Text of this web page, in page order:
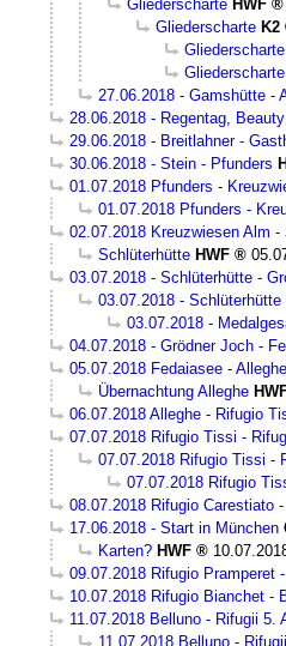
Gliederscharte HWF
Gliederscharte K2
Gliederscharte
Gliederscharte
27.06.2018 - Gamshütte -
28.06.2018 - Regentag,
29.06.2018 - Breitlahner -
30.06.2018 - Stein - Pfunders
01.07.2018 Pfunders -
01.07.2018 Pfunders -
02.07.2018 Kreuzwiesen Alm -
Schlüterhütte HWF
03.07.2018 - Schlüterhütte -
03.07.2018 -
03.07.2018 -
04.07.2018 - Grödner Joch -
05.07.2018 Fedaiasee - Alleghe
Übernachtung Alleghe
06.07.2018 Alleghe - Rifugio
07.07.2018 Rifugio Tissi -
07.07.2018 Rifugio Tissi -
07.07.2018 Rifugio
08.07.2018 Rifugio Carestiato
17.06.2018 - Start in München
Karten? HWF
09.07.2018 Rifugio Pramperet
10.07.2018 Rifugio Bianchet -
11.07.2018 Belluno - Rifugii 5.
11.07.2018 Belluno -